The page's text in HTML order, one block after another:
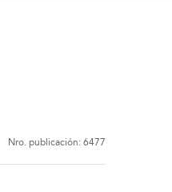
Nro. publicación: 6477